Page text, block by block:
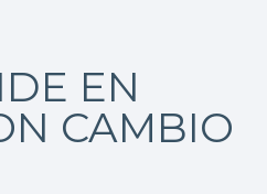
EN
CAMBIO